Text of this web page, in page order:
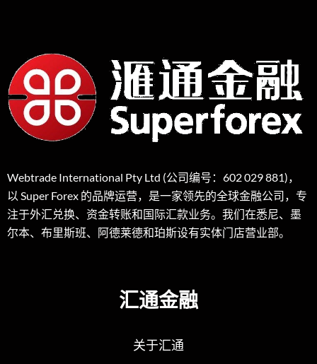
Webtrade International Pty Ltd (公司编号：602 029 881)，
以 Super Forex 的品牌运营，是一家领先的全球金融公司，专
注于外汇兑换、资金转账和国际汇款业务。我们在悉尼、墨
尔本、布里斯班、阿德莱德和珀斯设有实体门店营业部。
汇通金融
关于汇通